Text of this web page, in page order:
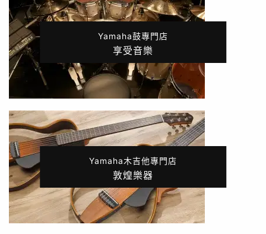
Yamaha鼓專門店
享受音樂
Yamaha木吉他專門店
敦煌樂器